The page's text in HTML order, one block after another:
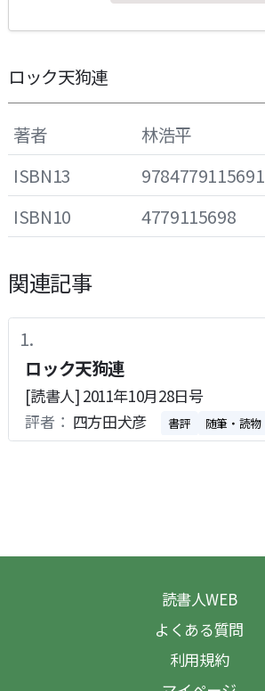
ロック天狗連
著者
林浩平
ISBN13
9784779115691
ISBN10
4779115698
関連記事
ロック天狗連
[読書人] 2011年10月28日号
評者： 四方田犬彦 書評 随筆・読物
読書人WEB
よくある質問
利用規約